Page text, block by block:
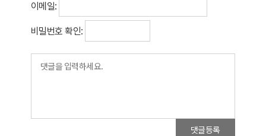
이메일:
비밀번호 확인:
댓글등록